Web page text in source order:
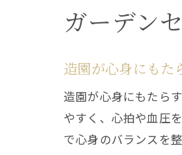
ガーデン
造園が心身にもた
造園が心身にもたら
やすく、心拍や血圧
で心身のバランスを